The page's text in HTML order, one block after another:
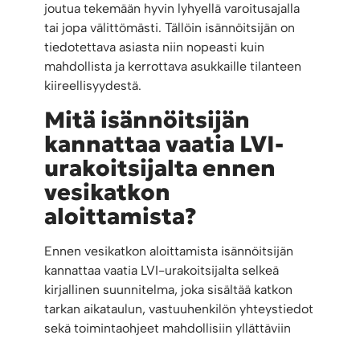
joutua tekemään hyvin lyhyellä varoitusajalla
tai jopa välittömästi. Tällöin isännöitsijän on
tiedotettava asiasta niin nopeasti kuin
mahdollista ja kerrottava asukkaille tilanteen
kiireellisyydestä.
Mitä isännöitsijän
kannattaa vaatia LVI-
urakoitsijalta ennen
vesikatkon
aloittamista?
Ennen vesikatkon aloittamista isännöitsijän
kannattaa vaatia LVI-urakoitsijalta selkeä
kirjallinen suunnitelma, joka sisältää katkon
tarkan aikataulun, vastuuhenkilön yhteystiedot
sekä toimintaohjeet mahdollisiin yllättäviin